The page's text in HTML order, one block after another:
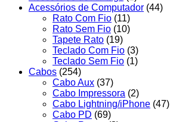
Acessórios de Computador (44)
Rato Com Fio (11)
Rato Sem Fio (10)
Tapete Rato (19)
Teclado Com Fio (3)
Teclado Sem Fio (1)
Cabos (254)
Cabo Aux (37)
Cabo Impressora (2)
Cabo Lightning/iPhone (47)
Cabo PD (69)